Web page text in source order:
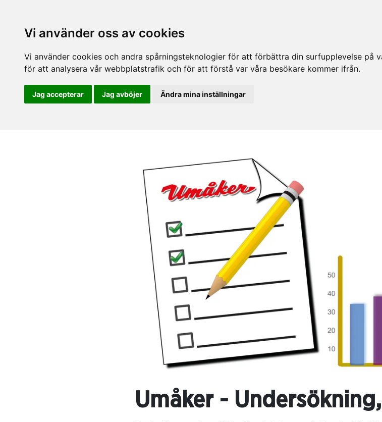
Vi använder oss av cookies
Vi använder cookies och andra spårningsteknologier för att förbättra din surfupplevelse på
för att analysera vår webbplatstrafik och för att förstå var våra besökare kommer ifrån.
Jag accepterar Jag avböjer Ändra mina inställningar
Umåker -